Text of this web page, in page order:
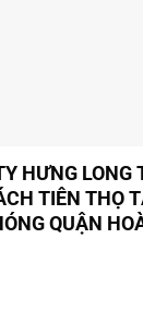
HƯNG LONG
TIÊN THỌ
QUẬN